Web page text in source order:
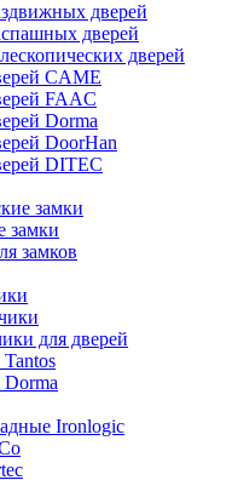
дверей
дверей
дверей
CAME
FAAC
Dorma
DoorHan
DITEC
замки
замки
замков
для дверей
Ironlogic